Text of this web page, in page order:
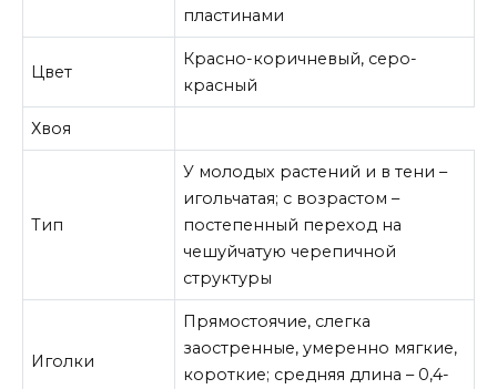
пластинами
Цвет
Красно-коричневый, серо-
красный
Хвоя
Тип
У молодых растений и в тени –
игольчатая; с возрастом –
постепенный переход на
чешуйчатую черепичной
структуры
Иголки
Прямостоячие, слегка
заостренные, умеренно мягкие,
короткие; средняя длина – 0,4-